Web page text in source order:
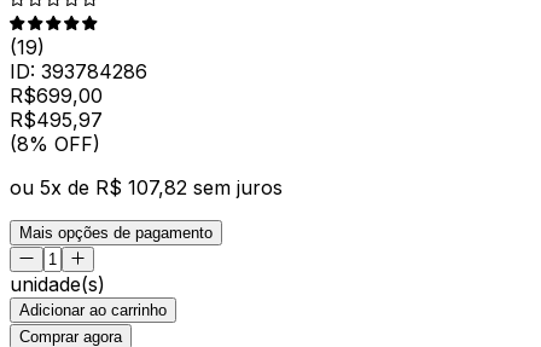
(19)
ID: 393784286
R$699,00
R$495,97
(8% OFF)
ou 5x de R$ 107,82 sem juros
Mais opções de pagamento
unidade(s)
Adicionar ao carrinho
Comprar agora